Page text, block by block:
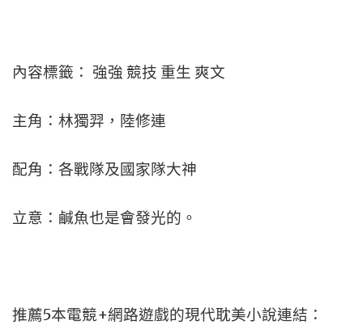
內容標籤： 強強 競技 重生 爽文
主角：林獨羿，陸修連
配角：各戰隊及國家隊大神
立意：鹹魚也是會發光的。
推薦5本電競+網路遊戲的現代耽美小說連結：